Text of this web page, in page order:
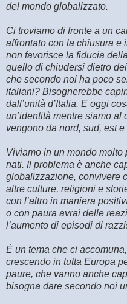
del mondo globalizzato.
Ci troviamo di fronte a un
affrontato con la chiusura e
non favorisce la fiducia
quello di chiudersi dietro
che secondo noi ha poco
italiani? Bisognerebbe
dall’unità d’Italia. E oggi
un’identità mentre siamo
vengono da nord, sud, est e
Viviamo in un mondo
nati. Il problema è anche
globalizzazione, convivere
altre culture, religioni e
con l’altro in maniera
o con paura avrai delle
l’aumento di episodi di
È un tema che ci
crescendo in tutta Europa
paure, che vanno anche
bisogna dare secondo noi